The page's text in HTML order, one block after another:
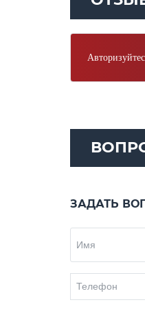
ЗАДАТЬ